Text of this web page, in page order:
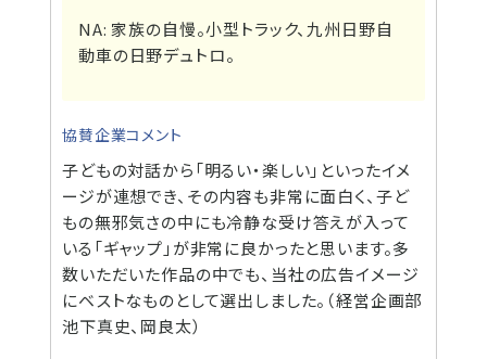
NA: 家族の自慢。小型トラック、九州日野自
動車の日野デュトロ。
協賛企業コメント
子どもの対話から「明るい・楽しい」といったイメ
ージが連想でき、その内容も非常に面白く、子ど
もの無邪気さの中にも冷静な受け答えが入って
いる「ギャップ」が非常に良かったと思います。多
数いただいた作品の中でも、当社の広告イメージ
にベストなものとして選出しました。（経営企画部
池下真史、岡良太）